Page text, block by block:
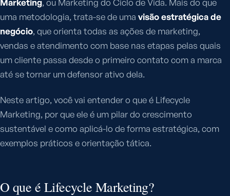
Marketing, ou Marketing do Ciclo de Vida. Mais do que
uma metodologia, trata-se de uma visão estratégica de
negócio, que orienta todas as ações de marketing,
vendas e atendimento com base nas etapas pelas quais
um cliente passa desde o primeiro contato com a marca
até se tornar um defensor ativo dela.
Neste artigo, você vai entender o que é Lifecycle
Marketing, por que ele é um pilar do crescimento
sustentável e como aplicá-lo de forma estratégica, com
exemplos práticos e orientação tática.
O que é Lifecycle Marketing?